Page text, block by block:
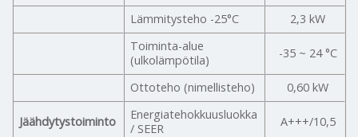
Lämmitysteho -25°C
2,3 kW
Toiminta-alue
(ulkolämpötila)
-35 ~ 24 °C
Ottoteho (nimellisteho) 0,60 kW
Jäähdytystoiminto
Energiatehokkuusluokka
/ SEER
A+++/10,5